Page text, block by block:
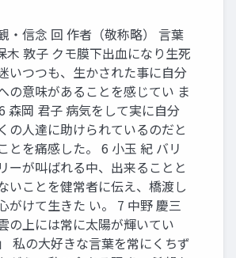
・信念 回 作者（敬称略） 言葉
木 敦子 クモ膜下出血になり生死
いつつも、生かされた事に自分
の意味があることを感じてい ま
森岡 君子 病気をして実に自分
の人達に助けられているのだと
とを痛感した。 6 小玉 紀 バリ
ーが叫ばれる中、出来ることと
いことを健常者に伝え、橋渡し
がけて生きた い。 7 中野 慶三
雲の上には常に太陽が輝いてい
私の大好きな言葉を常にくちず